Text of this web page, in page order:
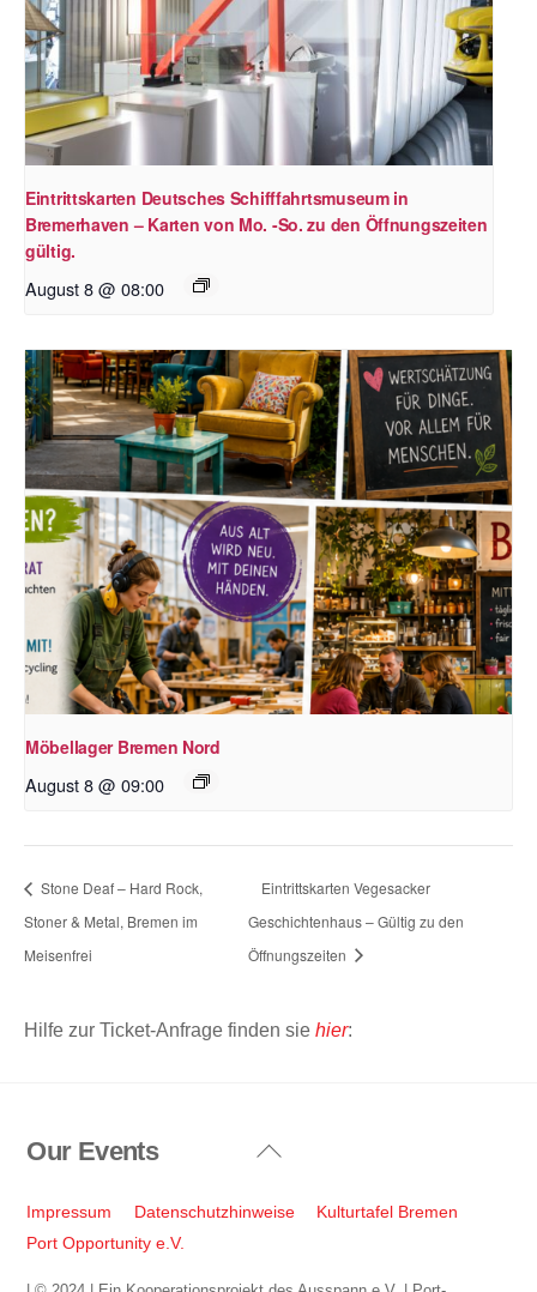
Eintrittskarten Deutsches Schifffahrtsmuseum in
Bremerhaven – Karten von Mo. -So. zu den Öffnungszeiten
gültig.
August 8 @ 08:00
Möbellager Bremen Nord
August 8 @ 09:00
Stone Deaf – Hard Rock,
Stoner & Metal, Bremen im
Meisenfrei
Eintrittskarten Vegesacker
Geschichtenhaus – Gültig zu den
Öffnungszeiten
Hilfe zur Ticket-Anfrage finden sie hier:
Back
Top
Our Events
Impressum Datenschutzhinweise
Kulturtafel Bremen
Port Opportunity e.V.